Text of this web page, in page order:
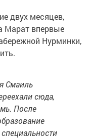
двух месяцев,
Марат впервые
Нурминки,
Смаиль
сюда,
После